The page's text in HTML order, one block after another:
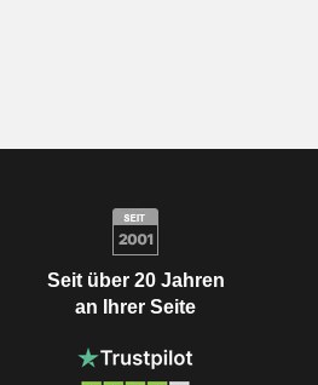
Seit über 20 Jahren
an Ihrer Seite